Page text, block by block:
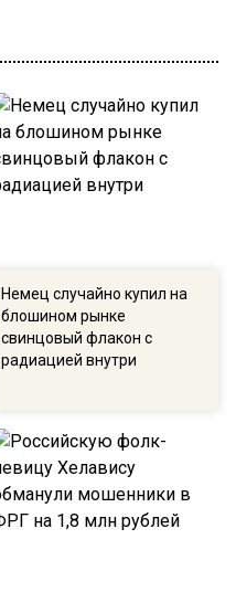
Немец случайно купил на
блошином рынке
свинцовый флакон с
радиацией внутри